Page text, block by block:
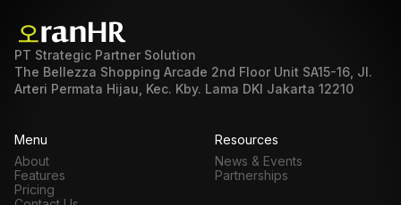
PT Strategic Partner Solution
The Bellezza Shopping Arcade 2nd Floor Unit SA15-16, Jl.
Arteri Permata Hijau, Kec. Kby. Lama DKI Jakarta 12210
Menu
About
Features
Pricing
Resources
News & Events
Partnerships